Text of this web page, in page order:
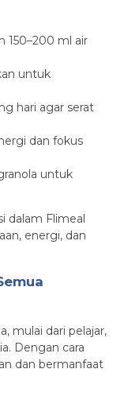
150–200 ml air
untuk
hari agar serat
dan fokus
untuk
dalam Flimeal
energi, dan
mulai dari pelajar,
Dengan cara
dan bermanfaat